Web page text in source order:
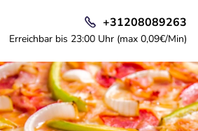
+31208089263
Erreichbar bis 23:00 Uhr (max 0,09€/Min)